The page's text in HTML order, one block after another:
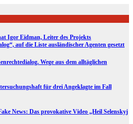
Igor Eidman, Leiter des Projekts
auf die Liste ausländischer Agenten gesetzt
Wege aus dem alltäglichen
für drei Angeklagte im Fall
News: Das provokative Video „Heil Selenskyj